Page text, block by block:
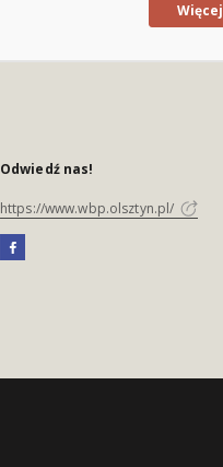
Więcej
Odwiedź nas!
https://www.wbp.olsztyn.pl/